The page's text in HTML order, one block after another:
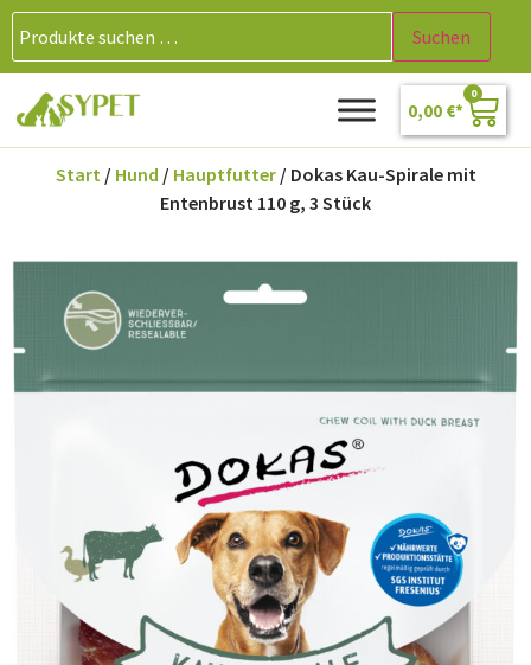
Suchen
0,00 €
0
Start/ Hund / Hauptfutter/ Dokas Kau-Spirale mit
Entenbrust 110 g, 3 Stück